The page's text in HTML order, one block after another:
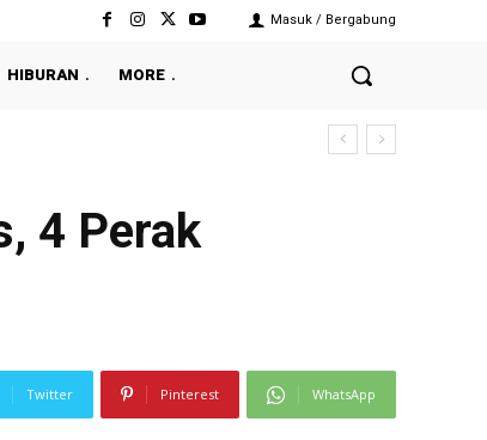
Masuk / Bergabung
HIBURAN MORE
4 Perak
Twitter Pinterest WhatsApp